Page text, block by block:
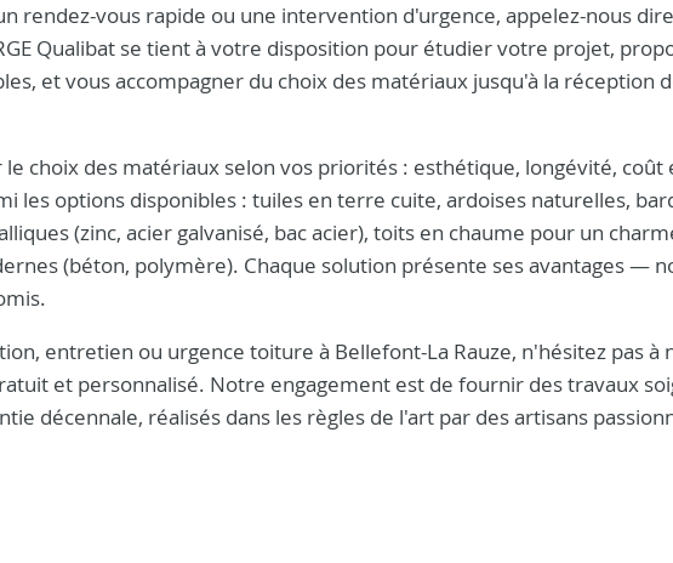
rendez-vous rapide ou une intervention d'urgence, appelez-nous
Qualibat se tient à votre disposition pour étudier votre projet,
et vous accompagner du choix des matériaux jusqu'à la réception
choix des matériaux selon vos priorités : esthétique, longévité, coût
les options disponibles : tuiles en terre cuite, ardoises naturelles,
(zinc, acier galvanisé, bac acier), toits en chaume pour un
(béton, polymère). Chaque solution présente ses avantages —
entretien ou urgence toiture à Bellefont-La Rauze, n'hésitez pas à
et personnalisé. Notre engagement est de fournir des travaux
décennale, réalisés dans les règles de l'art par des artisans